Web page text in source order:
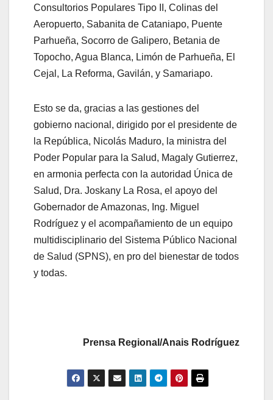
Consultorios Populares Tipo II, Colinas del
Aeropuerto, Sabanita de Cataniapo, Puente
Parhueña, Socorro de Galipero, Betania de
Topocho, Agua Blanca, Limón de Parhueña, El
Cejal, La Reforma, Gavilán, y Samariapo.
Esto se da, gracias a las gestiones del
gobierno nacional, dirigido por el presidente de
la República, Nicolás Maduro, la ministra del
Poder Popular para la Salud, Magaly Gutierrez,
en armonia perfecta con la autoridad Única de
Salud, Dra. Joskany La Rosa, el apoyo del
Gobernador de Amazonas, Ing. Miguel
Rodríguez y el acompañamiento de un equipo
multidisciplinario del Sistema Público Nacional
de Salud (SPNS), en pro del bienestar de todos
y todas.
Prensa Regional/Anais Rodríguez